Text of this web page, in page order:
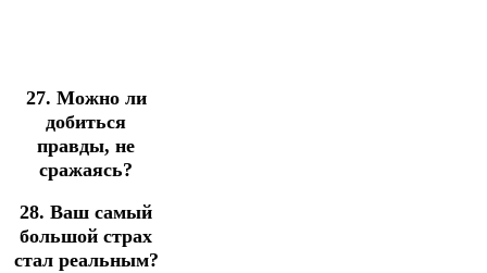
27. Можно ли
добиться
правды, не
сражаясь?
28. Ваш самый
большой страх
стал реальным?